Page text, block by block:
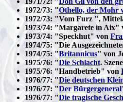
1972/73: "Othello, der Mohr
1972/73: "Vom Furz ",
1973/74: "Margarete in Aix"
1973/74: "Speckhut" von
1974/75: "Die
1974/75: "Britannicus" von
1975/76: "Die Schlacht.
1975/76: "Handbetrieb" von
1976/77: "Die deutschen
1976/77: "Der Bürgergeneral
1976/77: "Die tragische